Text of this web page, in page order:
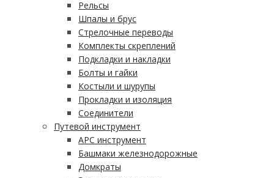
Рельсы
Шпалы и брус
Стрелочные переводы
Комплекты скреплений
Подкладки и накладки
Болты и гайки
Костыли и шурупы
Прокладки и изоляция
Соединители
Путевой инструмент
АРС инструмент
Башмаки железнодорожные
Домкраты